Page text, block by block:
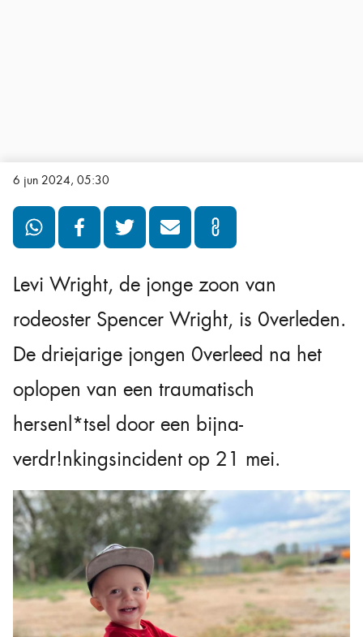
6 jun 2024, 05:30
Levi Wright, de jonge zoon van
rodeoster Spencer Wright, is 0verleden.
De driejarige jongen 0verleed na het
oplopen van een traumatisch
hersenl*tsel door een bijna-
verdr!nkingsincident op 21 mei.